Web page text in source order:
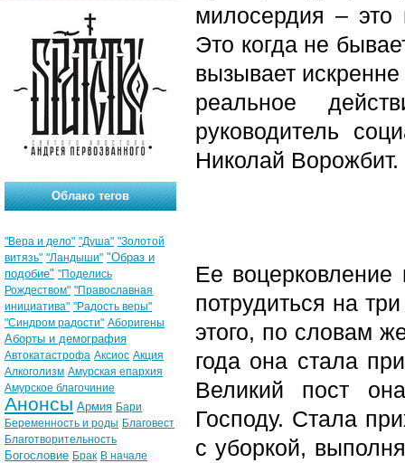
милосердия – это
Это когда не
вызывает
реальное
руководитель
Николай Ворожбит.
Ее воцерковление
потрудиться на
этого, по словам
года она стала
Великий пост
Господу. Стала
с уборкой,
Облако тегов
"Вера и дело" "Душа" "Золотой
витязь" "Ландыши" "Образ и
подобие" "Поделись
Рождеством" "Православная
инициатива" "Радость веры"
"Синдром радости" Аборигены
Аборты и демография
Автокатастрофа Аксиос Акция
Алкоголизм Амурская епархия
Амурское благочиние
Анонсы Армия Бари
Беременность и роды Благовест
Благотворительность
Богословие Брак В начале